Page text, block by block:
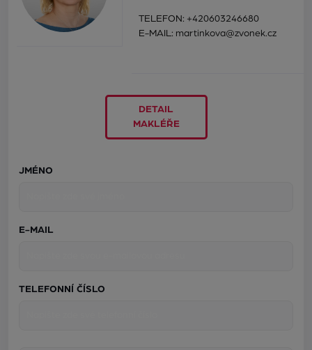
TELEFON: +420603246680
E-MAIL: martinkova@zvonek.cz
DETAIL
MAKLÉŘE
JMÉNO
E-MAIL
TELEFONNÍ ČÍSLO